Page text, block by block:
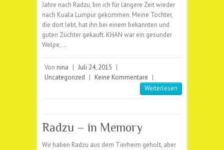
Jahre nach Radzu, bin ich für längere Zeit wieder
nach Kuala Lumpur gekommen. Meine Tochter,
die dort lebt, hat ihn bei einem bekannten und
guten Züchter gekauft. KHAN war ein gesunder
Welpe,…
Von nina | Juli 24, 2015 |
Uncategorized | Keine Kommentare |
Weiterlesen
Radzu – in Memory
Wir haben Radzu aus dem Tierheim geholt, aber